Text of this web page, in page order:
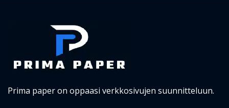
Prima paper on oppaasi verkkosivujen suunnitteluun.